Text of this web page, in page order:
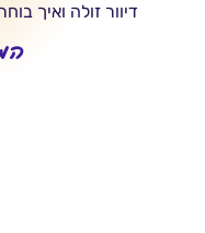
דיוור זולה ואיך